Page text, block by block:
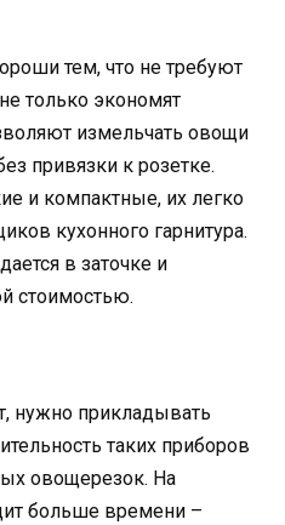
тем, что не требуют
только экономят
измельчать овощи
привязки к розетке.
и компактные, их легко
кухонного гарнитура.
в заточке и
стоимостью.
нужно прикладывать
таких приборов
овощерезок. На
больше времени –